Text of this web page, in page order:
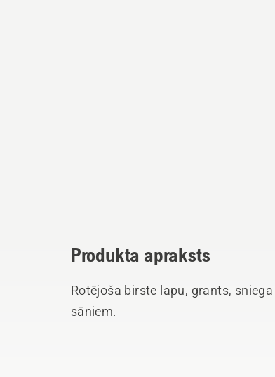
Produkta apraksts
Rotējoša birste lapu, grants,
sāniem.